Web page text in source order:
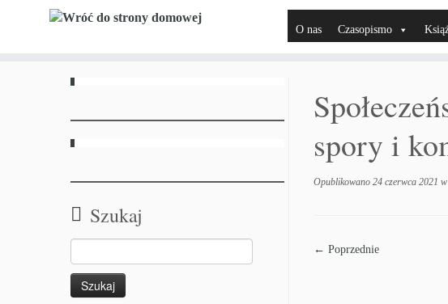
O nas Czasopismo
Szukaj
spory i
Opublikowano 24 czerwca 2021
← Poprzednie